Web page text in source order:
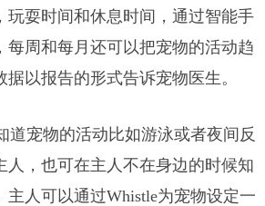
玩耍时间和休息时间，通过智能手
每周和每月还可以把宠物的活动趋
以报告的形式告诉宠物医生。
道宠物的活动比如游泳或者夜间反
人，也可在主人不在身边的时候知
主人可以通过Whistle为宠物设定一